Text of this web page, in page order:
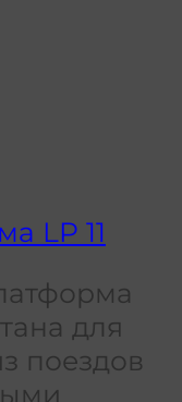
LP 11
для
поездов